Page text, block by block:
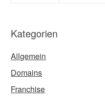
Kategorien
Allgemein
Domains
Franchise